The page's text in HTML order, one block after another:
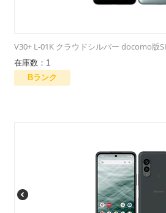
V30+ L-01K クラウドシルバー docomo版
在庫数：1
Bランク